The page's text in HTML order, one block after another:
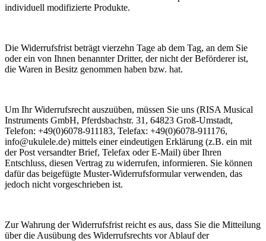
individuell modifizierte Produkte.
Die Widerrufsfrist beträgt vierzehn Tage ab dem Tag, an dem Sie
oder ein von Ihnen benannter Dritter, der nicht der Beförderer ist,
die Waren in Besitz genommen haben bzw. hat.
Um Ihr Widerrufsrecht auszuüben, müssen Sie uns (RISA Musical
Instruments GmbH, Pferdsbachstr. 31, 64823 Groß-Umstadt,
Telefon: +49(0)6078-911183, Telefax: +49(0)6078-911176,
info@ukulele.de) mittels einer eindeutigen Erklärung (z.B. ein mit
der Post versandter Brief, Telefax oder E-Mail) über Ihren
Entschluss, diesen Vertrag zu widerrufen, informieren. Sie können
dafür das beigefügte Muster-Widerrufsformular verwenden, das
jedoch nicht vorgeschrieben ist.
Zur Wahrung der Widerrufsfrist reicht es aus, dass Sie die Mitteilung
über die Ausübung des Widerrufsrechts vor Ablauf der